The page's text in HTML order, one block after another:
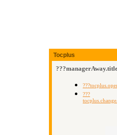
Tocplus